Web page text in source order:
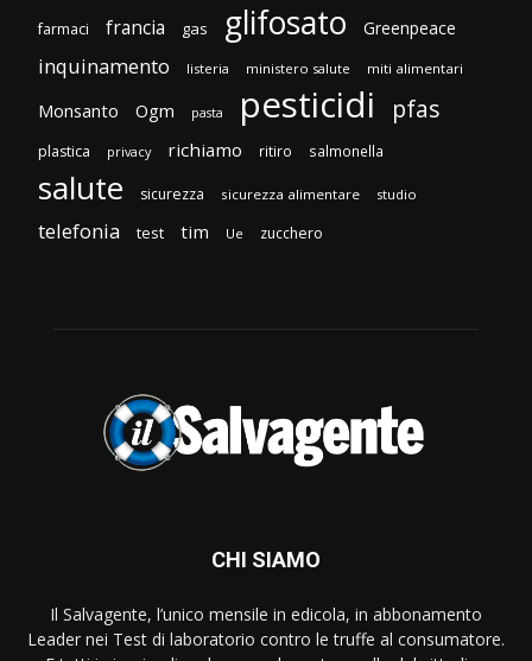
farmaci francia gas glifosato Greenpeace
inquinamento listeria ministero salute miti alimentari
Monsanto Ogm pasta pesticidi pfas
plastica privacy richiamo ritiro salmonella
salute sicurezza sicurezza alimentare studio
telefonia test tim Ue zucchero
CHI SIAMO
Il Salvagente, l’unico mensile in edicola, in abbonamento
Leader nei Test di laboratorio contro le truffe al consumatore.